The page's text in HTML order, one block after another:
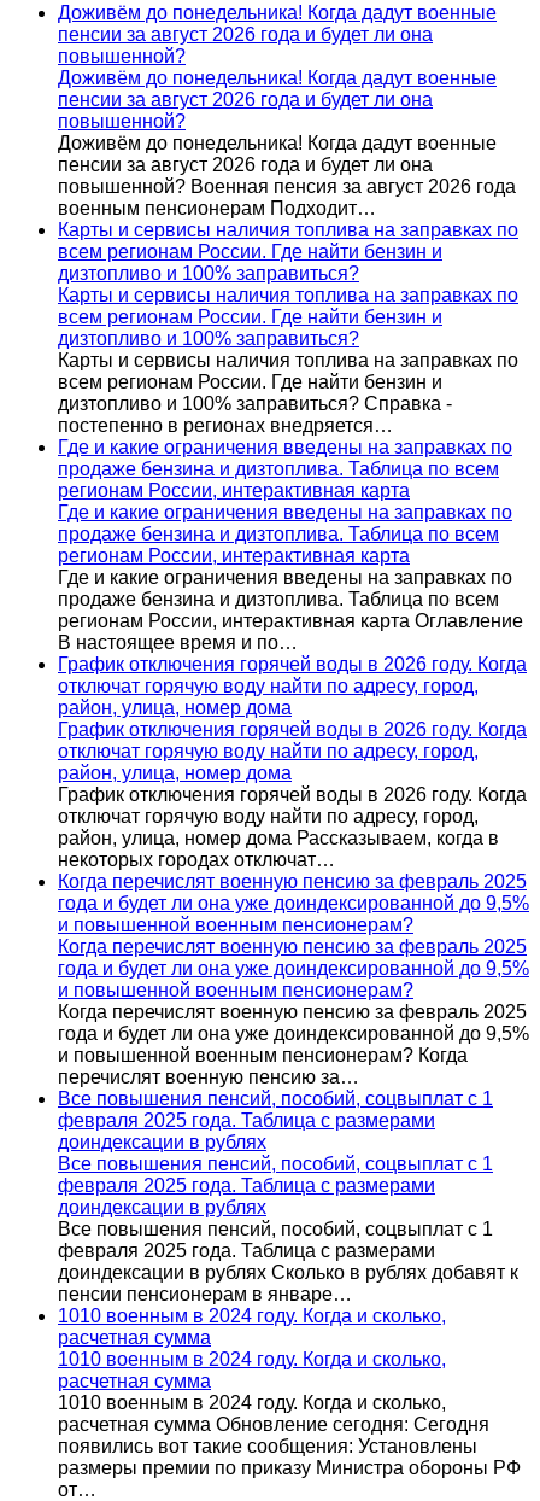
Доживём до понедельника! Когда дадут военные
пенсии за август 2026 года и будет ли она
повышенной?
Доживём до понедельника! Когда дадут военные
пенсии за август 2026 года и будет ли она
повышенной?
Доживём до понедельника! Когда дадут военные
пенсии за август 2026 года и будет ли она
повышенной? Военная пенсия за август 2026 года
военным пенсионерам Подходит…
Карты и сервисы наличия топлива на заправках по
всем регионам России. Где найти бензин и
дизтопливо и 100% заправиться?
Карты и сервисы наличия топлива на заправках по
всем регионам России. Где найти бензин и
дизтопливо и 100% заправиться?
Карты и сервисы наличия топлива на заправках по
всем регионам России. Где найти бензин и
дизтопливо и 100% заправиться? Справка -
постепенно в регионах внедряется…
Где и какие ограничения введены на заправках по
продаже бензина и дизтоплива. Таблица по всем
регионам России, интерактивная карта
Где и какие ограничения введены на заправках по
продаже бензина и дизтоплива. Таблица по всем
регионам России, интерактивная карта
Где и какие ограничения введены на заправках по
продаже бензина и дизтоплива. Таблица по всем
регионам России, интерактивная карта Оглавление
В настоящее время и по…
График отключения горячей воды в 2026 году. Когда
отключат горячую воду найти по адресу, город,
район, улица, номер дома
График отключения горячей воды в 2026 году. Когда
отключат горячую воду найти по адресу, город,
район, улица, номер дома
График отключения горячей воды в 2026 году. Когда
отключат горячую воду найти по адресу, город,
район, улица, номер дома Рассказываем, когда в
некоторых городах отключат…
Когда перечислят военную пенсию за февраль 2025
года и будет ли она уже доиндексированной до 9,5%
и повышенной военным пенсионерам?
Когда перечислят военную пенсию за февраль 2025
года и будет ли она уже доиндексированной до 9,5%
и повышенной военным пенсионерам?
Когда перечислят военную пенсию за февраль 2025
года и будет ли она уже доиндексированной до 9,5%
и повышенной военным пенсионерам? Когда
перечислят военную пенсию за…
Все повышения пенсий, пособий, соцвыплат с 1
февраля 2025 года. Таблица с размерами
доиндексации в рублях
Все повышения пенсий, пособий, соцвыплат с 1
февраля 2025 года. Таблица с размерами
доиндексации в рублях
Все повышения пенсий, пособий, соцвыплат с 1
февраля 2025 года. Таблица с размерами
доиндексации в рублях Сколько в рублях добавят к
пенсии пенсионерам в январе…
1010 военным в 2024 году. Когда и сколько,
расчетная сумма
1010 военным в 2024 году. Когда и сколько,
расчетная сумма
1010 военным в 2024 году. Когда и сколько,
расчетная сумма Обновление сегодня: Сегодня
появились вот такие сообщения: Установлены
размеры премии по приказу Министра обороны РФ
от…